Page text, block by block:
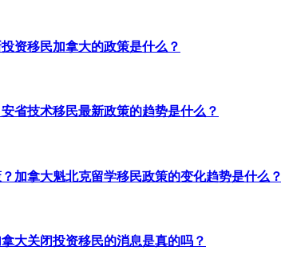
资移民加拿大的政策是什么？
省技术移民最新政策的趋势是什么？
加拿大魁北克留学移民政策的变化趋势是什么？
大关闭投资移民的消息是真的吗？